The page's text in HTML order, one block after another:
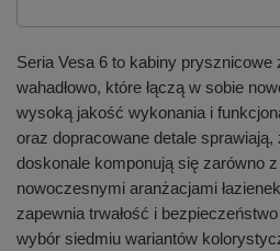
Seria Vesa 6 to kabiny
wahadłowo, które łączą w sobie
wysoką jakość wykonania i
oraz dopracowane detale
doskonale komponują się zarówno
nowoczesnymi aranżacjami
zapewnia trwałość i
wybór siedmiu wariantów